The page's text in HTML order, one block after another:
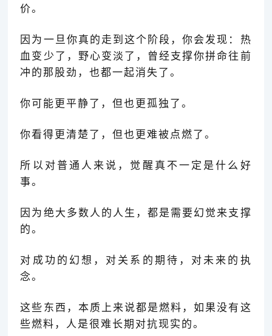
价。
因为一旦你真的走到这个阶段，你会发现：热
血变少了，野心变淡了，曾经支撑你拼命往前
冲的那股劲，也都一起消失了。
你可能更平静了，但也更孤独了。
你看得更清楚了，但也更难被点燃了。
所以对普通人来说，觉醒真不一定是什么好
事。
因为绝大多数人的人生，都是需要幻觉来支撑
的。
对成功的幻想，对关系的期待，对未来的执
念。
这些东西，本质上来说都是燃料，如果没有这
些燃料，人是很难长期对抗现实的。